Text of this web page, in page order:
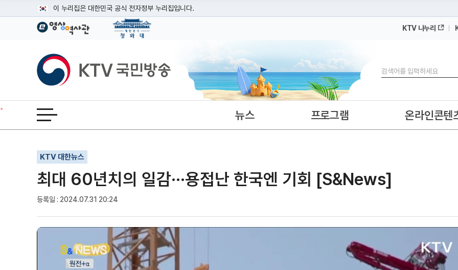
이 누리집은 대한민국 공식 전자정부 누리집입니다.
공식 누리집 주소 확인하기
이밖에 or.kr 또는 .kr등 다른 도메인 주소를 사용하고 있다면 아래 URL에서 도메인 주소를 확인해 보세요
운영중인 공식 누리집보기
KTV 나누리
KTV국민방송
검색
전체메뉴 열기 뉴스 프로그램 온라인콘텐
KTV 대한뉴스
최대 60년치의 일감···용접난 한국엔 기회 [S&News]
등록일 : 2024.07.31 20:24
기사인쇄
글자확대
글자축소